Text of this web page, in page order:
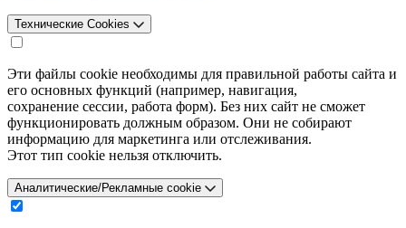
Технические Cookies
Эти файлы cookie необходимы для правильной работы сайта и
его основных функций (например, навигация,
сохранение сессии, работа форм). Без них сайт не сможет
функционировать должным образом. Они не собирают
информацию для маркетинга или отслеживания.
Этот тип cookie нельзя отключить.
Аналитические/Рекламные cookie